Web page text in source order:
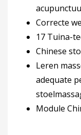
Correcte
17 Tuina-
Chinese
Leren
adequate
Module